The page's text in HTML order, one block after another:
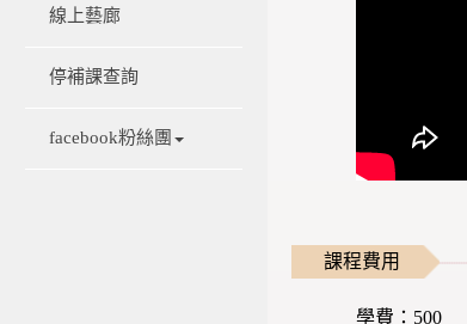
線上藝廊
停補課查詢
facebook粉絲團
課程費用
學費：500